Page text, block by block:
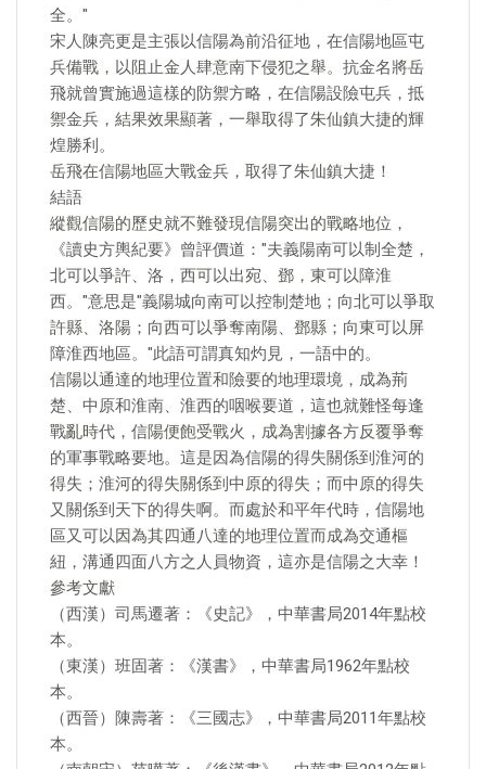
全。"
宋人陳亮更是主張以信陽為前沿征地，在信陽地區屯
兵備戰，以阻止金人肆意南下侵犯之舉。抗金名將岳
飛就曾實施過這樣的防禦方略，在信陽設險屯兵，抵
禦金兵，結果效果顯著，一舉取得了朱仙鎮大捷的輝
煌勝利。
岳飛在信陽地區大戰金兵，取得了朱仙鎮大捷！
結語
縱觀信陽的歷史就不難發現信陽突出的戰略地位，
《讀史方輿紀要》曾評價道："夫義陽南可以制全楚，
北可以爭許、洛，西可以出宛、鄧，東可以障淮
西。"意思是"義陽城向南可以控制楚地；向北可以爭取
許縣、洛陽；向西可以爭奪南陽、鄧縣；向東可以屏
障淮西地區。"此語可謂真知灼見，一語中的。
信陽以通達的地理位置和險要的地理環境，成為荊
楚、中原和淮南、淮西的咽喉要道，這也就難怪每逢
戰亂時代，信陽便飽受戰火，成為割據各方反覆爭奪
的軍事戰略要地。這是因為信陽的得失關係到淮河的
得失；淮河的得失關係到中原的得失；而中原的得失
又關係到天下的得失啊。而處於和平年代時，信陽地
區又可以因為其四通八達的地理位置而成為交通樞
紐，溝通四面八方之人員物資，這亦是信陽之大幸！
參考文獻
（西漢）司馬遷著：《史記》，中華書局2014年點校
本。
（東漢）班固著：《漢書》，中華書局1962年點校
本。
（西晉）陳壽著：《三國志》，中華書局2011年點校
本。